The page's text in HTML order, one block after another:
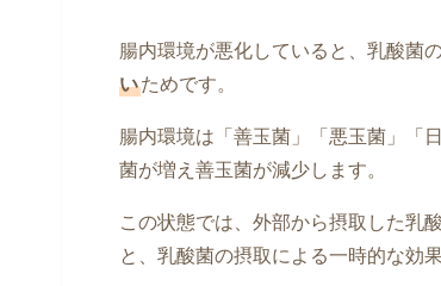
腸内環境が悪化していると、乳酸菌
いためです。
腸内環境は「善玉菌」「悪玉菌」「
菌が増え善玉菌が減少します。
この状態では、外部から摂取した乳
と、乳酸菌の摂取による一時的な効